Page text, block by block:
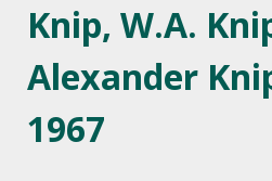
Knip, W.A.
Alexander
1967